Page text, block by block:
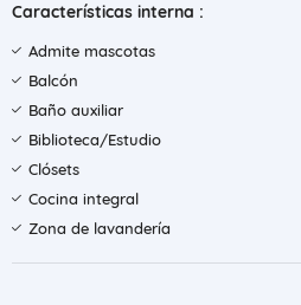
Características interna :
Admite mascotas
Balcón
Baño auxiliar
Biblioteca/Estudio
Clósets
Cocina integral
Zona de lavandería